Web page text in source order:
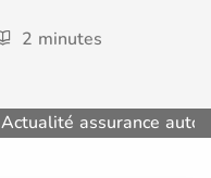
2 minutes
Actualité assurance auto